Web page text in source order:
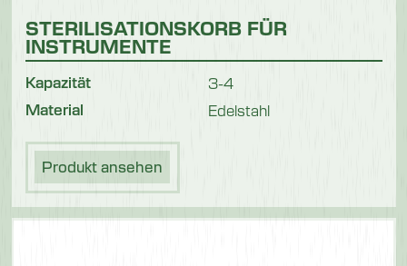
STERILISATIONSKORB FÜR
INSTRUMENTE
Kapazität 3-4
Material Edelstahl
Produkt ansehen